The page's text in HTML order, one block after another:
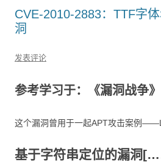
CVE-2010-2883：TTF字
洞
发表评论
参考学习于：《漏洞战争》
这个漏洞曾用于一起APT攻击案例
基于字符串定位的漏洞